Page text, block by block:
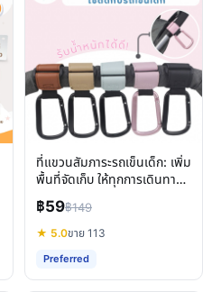
ที่แขวนสัมภาระรถเข็นเด็ก: เพิ่ม
พื้นที่จัดเก็บ ให้ทุกการเดินทาง
ง่ายขึ้น
฿59฿149
★ 5.0ขาย 113
Preferred